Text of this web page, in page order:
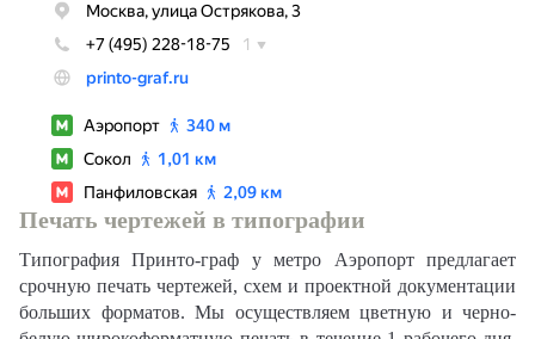
Печать чертежей в типографии
Типография Принто-граф у метро Аэропорт предлагает
срочную печать чертежей, схем и проектной документации
больших форматов. Мы осуществляем цветную и черно-